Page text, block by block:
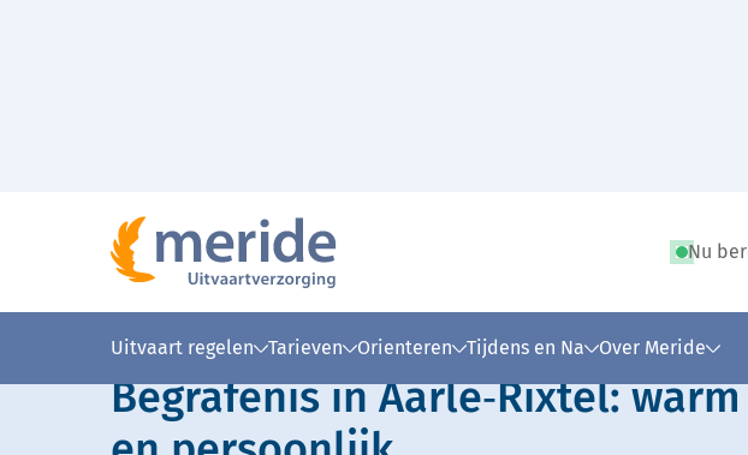
Nu
Uitvaart regelen Tarieven Orienteren Tijdens en Na Over Meride
Lees voor Uitleg woorden Simpele tekst
Begrafenis in Aarle‑Rixtel: warm